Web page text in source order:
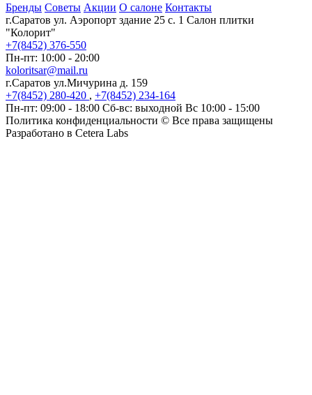
Бренды Советы Акции О салоне Контакты
г.Саратов ул. Аэропорт здание 25 с. 1 Салон плитки
"Колорит"
+7(8452) 376-550
Пн-пт: 10:00 - 20:00
koloritsar@mail.ru
г.Саратов ул.Мичурина д. 159
+7(8452) 280-420 , +7(8452) 234-164
Пн-пт: 09:00 - 18:00 Сб-вс: выходной Вс 10:00 - 15:00
Политика конфиденциальности © Все права защищены
Разработано в Cetera Labs